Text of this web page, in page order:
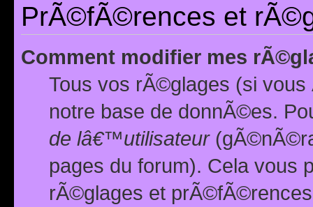
PrÃ©fÃ©rences et
Comment modifier mes
Tous vos rÃ©glages (si
notre base de donnÃ©es.
de lâ€™utilisateur
pages du forum). Cela vous
rÃ©glages et